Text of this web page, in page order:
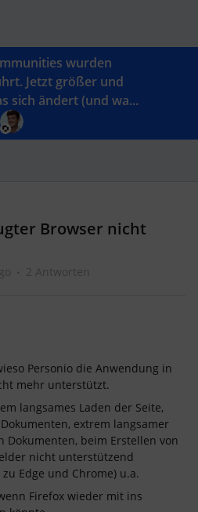
wurden
Jetzt größer und
sich ändert (und wa...
Browser nicht
2 Antworten
Personio die Anwendung in
mehr unterstützt.
langsames Laden der Seite,
extrem langsamer
Dokumenten, beim Erstellen von
nicht unterstützend
Edge und Chrome) u.a.
Firefox wieder mit ins